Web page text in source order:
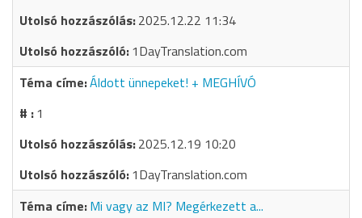
2025.12.22 11:34
1DayTranslation.com
Áldott ünnepeket! + MEGHÍVÓ
1
2025.12.19 10:20
1DayTranslation.com
Mi vagy az MI? Megérkezett a...